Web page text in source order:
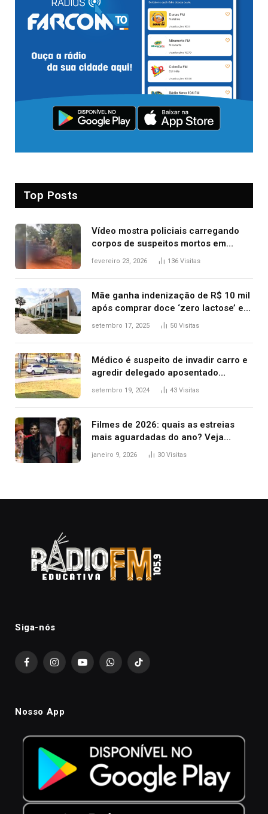
Top Posts
Vídeo mostra policiais carregando
corpos de suspeitos mortos em
confronto dentro de caminhonete
fevereiro 23, 2026 136 Visitas
Mãe ganha indenização de R$ 10 mil
após comprar doce ‘zero lactose’ e
filha ter reação alérgica grave
setembro 17, 2025 50 Visitas
Médico é suspeito de invadir carro e
agredir delegado aposentado
durante confusão no trânsito
setembro 19, 2024 43 Visitas
Filmes de 2026: quais as estreias
mais aguardadas do ano? Veja
principais lançamentos do cinema
janeiro 9, 2026 30 Visitas
Siga-nós
FacebookInstagramYouTubeWhatsAppTikTok
Nosso App